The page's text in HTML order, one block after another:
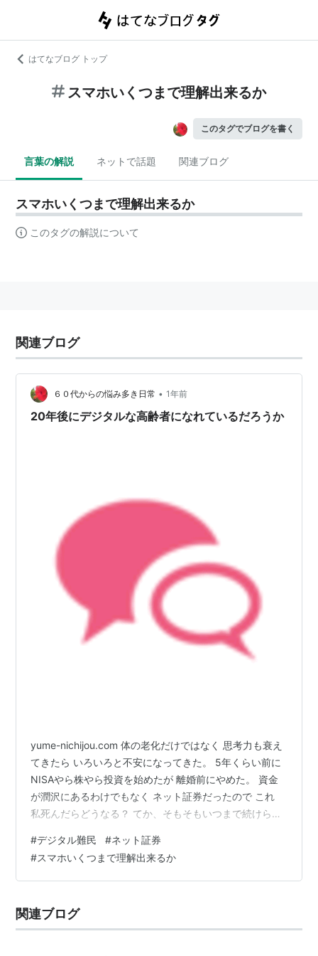
はてなブログ トップ
スマホいくつまで理解出来るか
このタグでブログを書く
言葉の解説 ネットで話題 関連ブログ
スマホいくつまで理解出来るか
このタグの解説について
関連ブログ
６０代からの悩み多き日常 • 1年前
20年後にデジタルな高齢者になれているだろうか
yume-nichijou.com 体の老化だけではなく 思考力も衰え
てきたら いろいろと不安になってきた。 5年くらい前に
NISAやら株やら投資を始めたが 離婚前にやめた。 資金
が潤沢にあるわけでもなく ネット証券だったので これ
私死んだらどうなる？ てか、そもそもいつまで続けられ
ら、なんと口座乗っ取りだのの詐欺事案多発 いい頃合い
だったかもしれない。 そもそも セキュリティ強化だのな
んだの もう面倒くさいこと スマホで いちいち出来る気
認なんていつまで出来るのか スマホ自体 何歳まで…
#デジタル難民 #ネット証券
#スマホいくつまで理解出来るか
関連ブログ